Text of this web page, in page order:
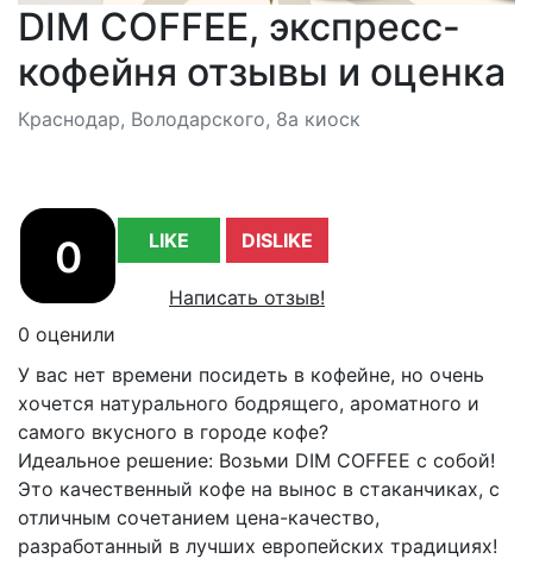
DIM COFFEE, экспресс-
кофейня отзывы и оценка
Краснодар, Володарского, 8а киоск
0 LIKE DISLIKE
Написать отзыв!
0 оценили
У вас нет времени посидеть в кофейне, но очень
хочется натурального бодрящего, ароматного и
самого вкусного в городе кофе?
Идеальное решение: Возьми DIM COFFEE с собой!
Это качественный кофе на вынос в стаканчиках, с
отличным сочетанием цена-качество,
разработанный в лучших европейских традициях!